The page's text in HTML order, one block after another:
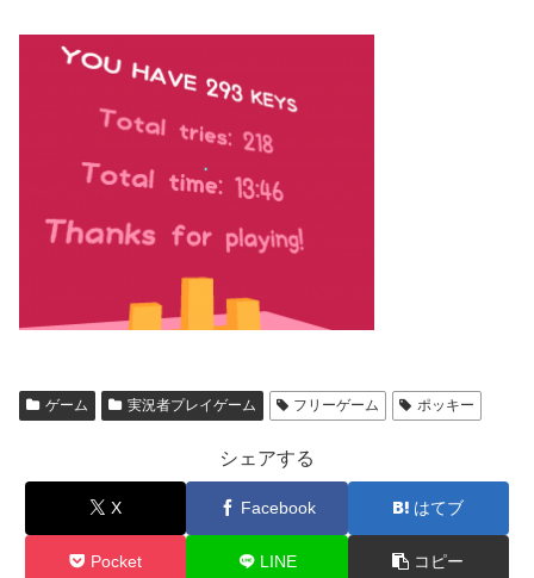
ゲーム 実況者プレイゲーム フリーゲーム ポッキー
シェアする
X Facebook はてブ
Pocket LINE コピー